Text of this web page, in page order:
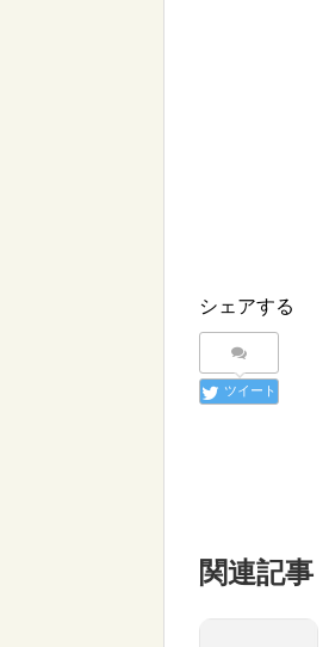
シェアする
ツイート
関連記事